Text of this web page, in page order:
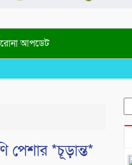
আপডেট
*চূড়ান্ত*